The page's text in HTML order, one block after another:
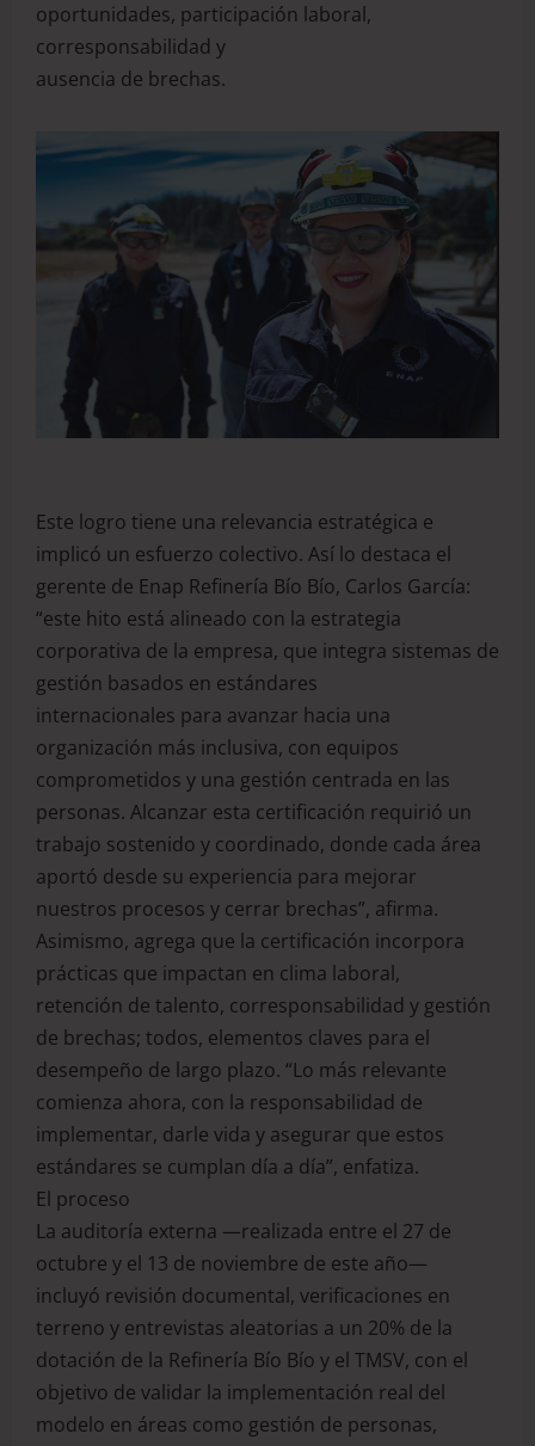
oportunidades, participación laboral,
corresponsabilidad y
ausencia de brechas.
Este logro tiene una relevancia estratégica e
implicó un esfuerzo colectivo. Así lo destaca el
gerente de Enap Refinería Bío Bío, Carlos García:
“este hito está alineado con la estrategia
corporativa de la empresa, que integra sistemas de
gestión basados en estándares
internacionales para avanzar hacia una
organización más inclusiva, con equipos
comprometidos y una gestión centrada en las
personas. Alcanzar esta certificación requirió un
trabajo sostenido y coordinado, donde cada área
aportó desde su experiencia para mejorar
nuestros procesos y cerrar brechas”, afirma.
Asimismo, agrega que la certificación incorpora
prácticas que impactan en clima laboral,
retención de talento, corresponsabilidad y gestión
de brechas; todos, elementos claves para el
desempeño de largo plazo. “Lo más relevante
comienza ahora, con la responsabilidad de
implementar, darle vida y asegurar que estos
estándares se cumplan día a día”, enfatiza.
El proceso
La auditoría externa —realizada entre el 27 de
octubre y el 13 de noviembre de este año—
incluyó revisión documental, verificaciones en
terreno y entrevistas aleatorias a un 20% de la
dotación de la Refinería Bío Bío y el TMSV, con el
objetivo de validar la implementación real del
modelo en áreas como gestión de personas,